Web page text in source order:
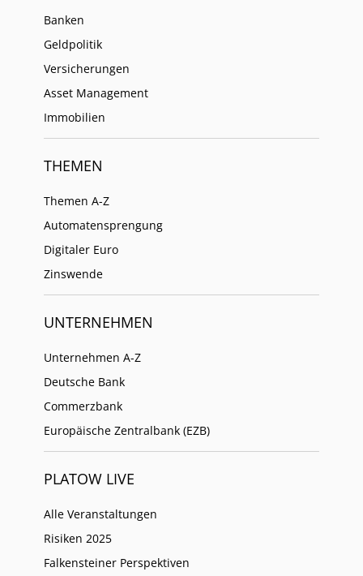
Banken
Geldpolitik
Versicherungen
Asset Management
Immobilien
THEMEN
Themen A-Z
Automatensprengung
Digitaler Euro
Zinswende
UNTERNEHMEN
Unternehmen A-Z
Deutsche Bank
Commerzbank
Europäische Zentralbank (EZB)
PLATOW LIVE
Alle Veranstaltungen
Risiken 2025
Falkensteiner Perspektiven